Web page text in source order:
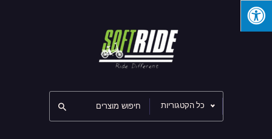
כל הקטגוריות